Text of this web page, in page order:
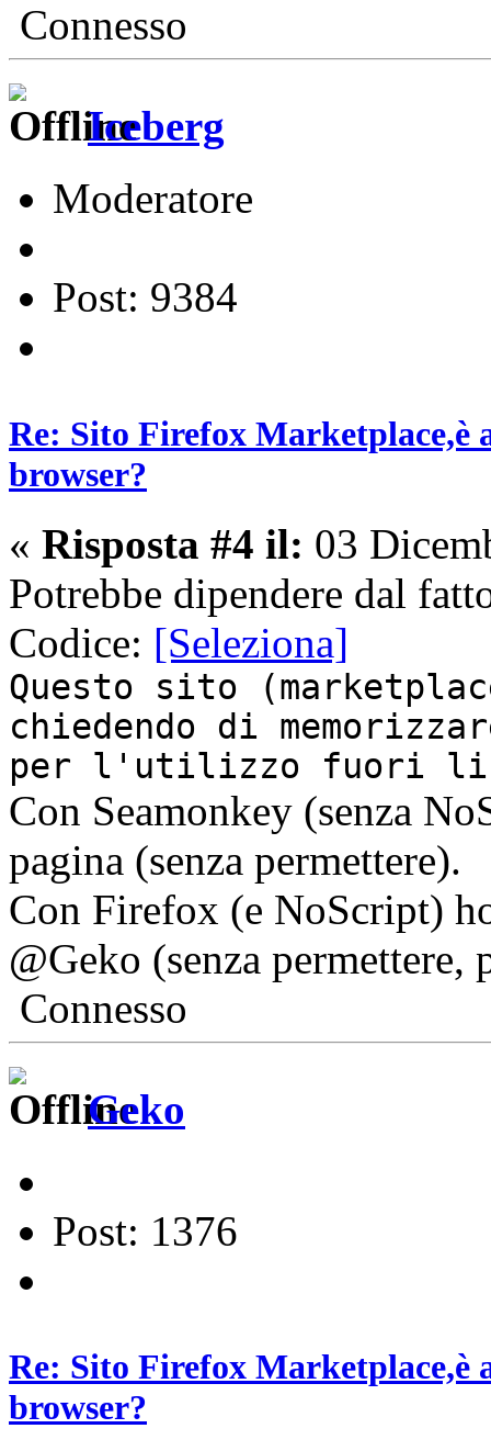
Connesso
Iceberg
Moderatore
Post: 9384
Re: Sito Firefox Marketplace,è
browser?
« Risposta #4 il: 03
Potrebbe dipendere dal
Codice: [Seleziona]
Questo sito
chiedendo di
per l'utilizzo fuori
Con Seamonkey (senza
pagina (senza permettere).
Con Firefox (e NoScript)
@Geko (senza permettere,
Connesso
Geko
Post: 1376
Re: Sito Firefox Marketplace,è
browser?